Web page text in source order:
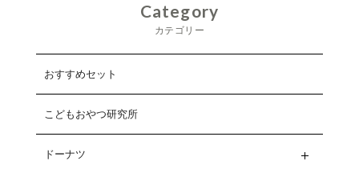
Category
カテゴリー
おすすめセット
こどもおやつ研究所
ドーナツ